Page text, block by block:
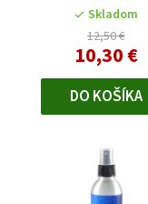
Skladom
12,50 €
10,30 €
DO KOŠÍKA